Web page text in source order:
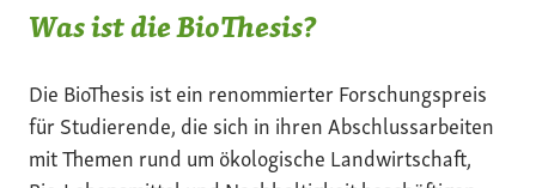
Was ist die BioThesis?
Die BioThesis ist ein renommierter Forschungspreis
für Studierende, die sich in ihren Abschlussarbeiten
mit Themen rund um ökologische Landwirtschaft,